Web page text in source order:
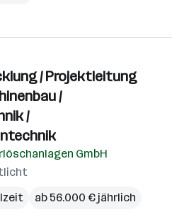
/ Projektleitung
/
/
GmbH
ab 56.000 € jährlich